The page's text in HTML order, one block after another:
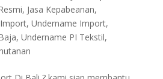
, Jasa Kepabeanan,
, Undername Import,
, Undername PI Tekstil,